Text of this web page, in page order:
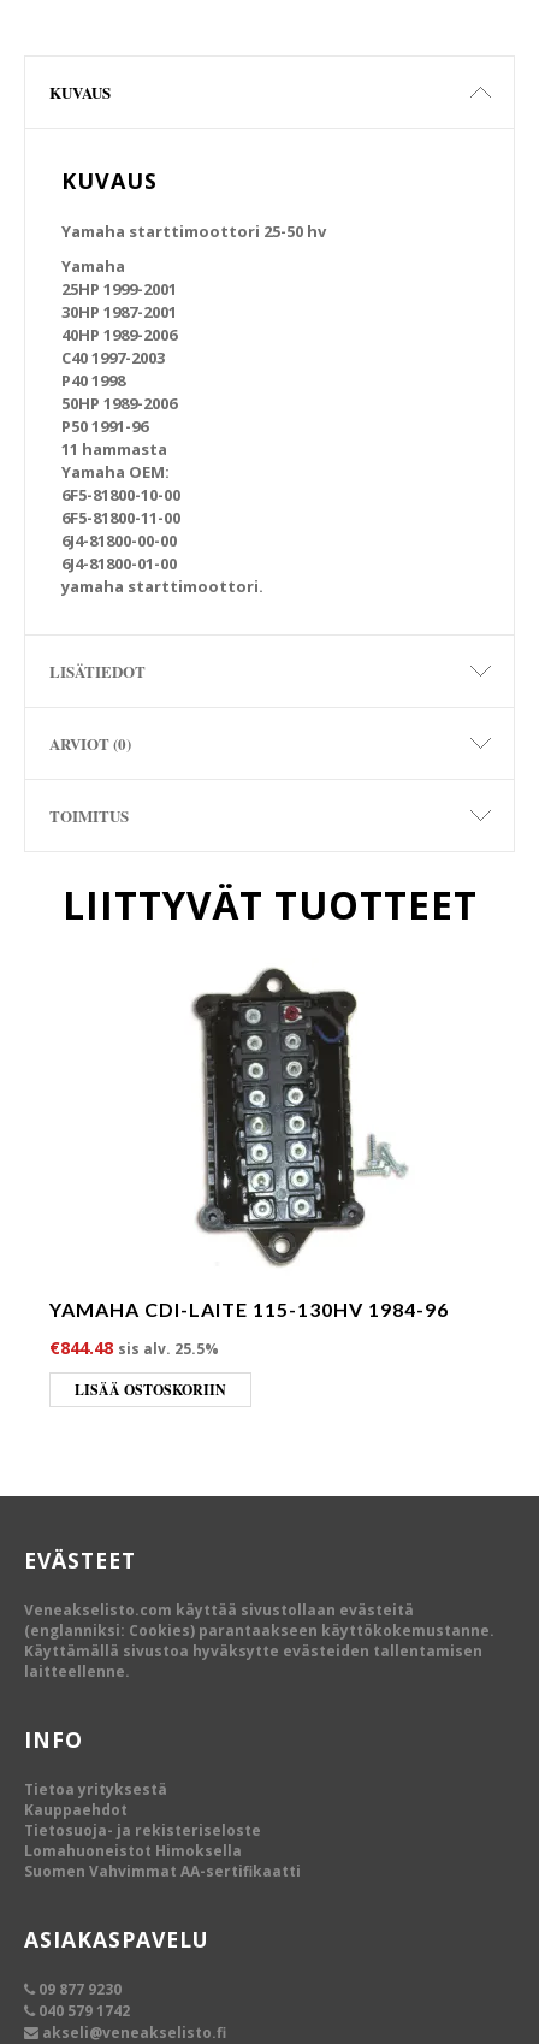
KUVAUS
KUVAUS
Yamaha starttimoottori 25-50 hv
Yamaha
25HP 1999-2001
30HP 1987-2001
40HP 1989-2006
C40 1997-2003
P40 1998
50HP 1989-2006
P50 1991-96
11 hammasta
Yamaha OEM:
6F5-81800-10-00
6F5-81800-11-00
6J4-81800-00-00
6J4-81800-01-00
yamaha starttimoottori.
LISÄTIEDOT
ARVIOT (0)
TOIMITUS
LIITTYVÄT TUOTTEET
YAMAHA CDI-LAITE 115-130HV 1984-96
€844.48 sis alv. 25.5%
LISÄÄ OSTOSKORIIN
EVÄSTEET
Veneakselisto.com käyttää sivustollaan evästeitä
(englanniksi: Cookies) parantaakseen käyttökokemustanne.
Käyttämällä sivustoa hyväksytte evästeiden tallentamisen
laitteellenne.
INFO
Tietoa yrityksestä
Kauppaehdot
Tietosuoja- ja rekisteriseloste
Lomahuoneistot Himoksella
Suomen Vahvimmat AA-sertifikaatti
ASIAKASPAVELU
09 877 9230
040 579 1742
akseli@veneakselisto.fi